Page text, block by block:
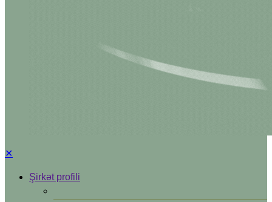
✕
Şirkət profili